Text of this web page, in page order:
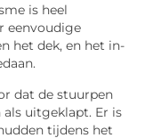
is heel
eenvoudige
het dek, en het in-
dat de stuurpen
uitgeklapt. Er is
tijdens het